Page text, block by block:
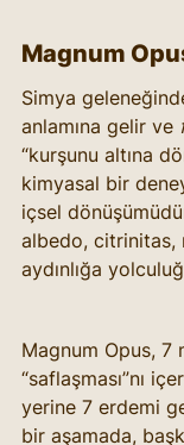
Magnum
Simya
anlamına gelir ve
“kurşunu altına
kimyasal bir
içsel
albedo, citrinitas,
aydınlığa
Magnum Opus, 7
“saflaşması”nı
yerine 7 erdemi
bir aşamada,